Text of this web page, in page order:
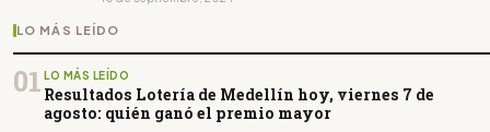
LO MÁS LEÍDO
01 LO MÁS LEÍDO
Resultados Lotería de Medellín hoy, viernes 7 de
agosto: quién ganó el premio mayor